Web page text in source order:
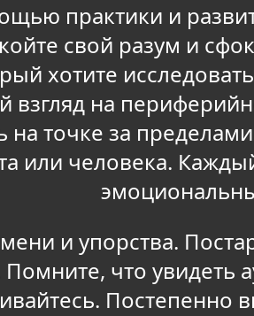
практики и
свой разум и
хотите
взгляд на
на точке за
или человека.
и упорства.
что увидеть